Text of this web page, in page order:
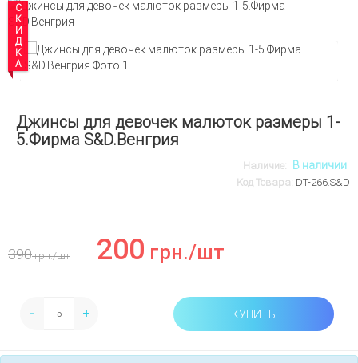
СКИДКА
Джинсы для девочек малюток размеры 1-
5.Фирма S&D.Венгрия
Наличие: В наличии
Код Товара: DT-266.S&D
390грн./шт 200 грн./шт
- + КУПИТЬ